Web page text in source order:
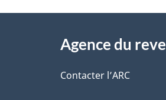
l
s
d
v
o
proposAgence du
Contacter l’ARC